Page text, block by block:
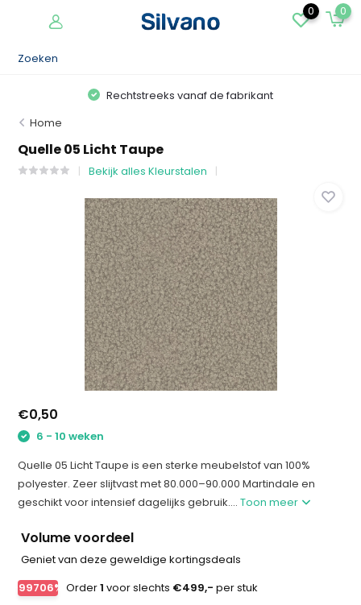
0 0
Rechtstreeks vanaf de fabrikant
Home
Quelle 05 Licht Taupe
Bekijk alles Kleurstalen
€0,50
6 - 10 weken
Quelle 05 Licht Taupe is een sterke meubelstof van 100%
polyester. Zeer slijtvast met 80.000–90.000 Martindale en
geschikt voor intensief dagelijks gebruik....Toon meer
Volume voordeel
Geniet van deze geweldige kortingsdeals
-99706% Order1 voor slechts €499,- per stuk